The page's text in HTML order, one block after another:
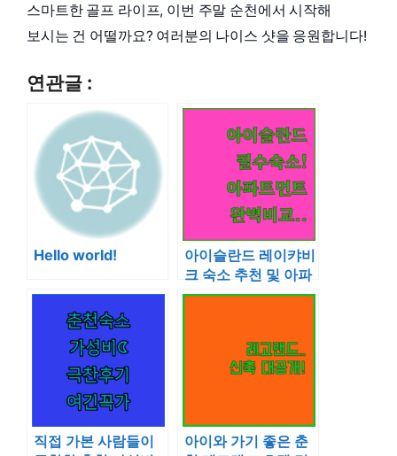
스마트한 골프 라이프, 이번 주말 순천에서 시작해
보시는 건 어떨까요? 여러분의 나이스 샷을 응원합니다!
연관글 :
Hello world!
아이슬란드 레이캬비
크 숙소 추천 및 아파
트먼트 호텔 장단점
직접 가본 사람들이
아이와 가기 좋은 춘